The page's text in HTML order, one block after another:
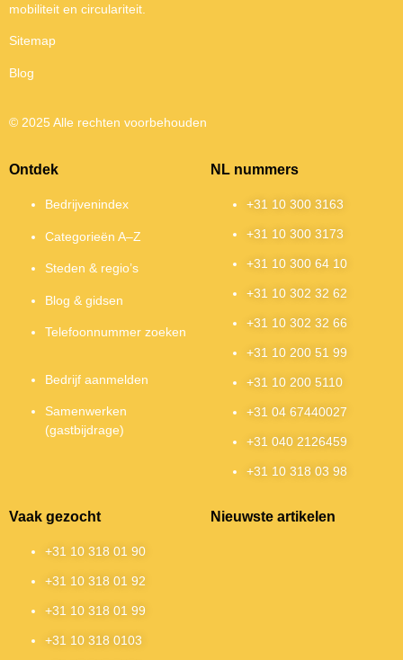
mobiliteit en circulariteit.
Sitemap
Blog
© 2025 Alle rechten voorbehouden
Ontdek
Bedrijvenindex
Categorieën A–Z
Steden & regio’s
Blog & gidsen
Telefoonnummer zoeken
Bedrijf aanmelden
Samenwerken
(gastbijdrage)
NL nummers
+31 10 300 3163
+31 10 300 3173
+31 10 300 64 10
+31 10 302 32 62
+31 10 302 32 66
+31 10 200 51 99
+31 10 200 5110
+31 04 67440027
+31 040 2126459
+31 10 318 03 98
Vaak gezocht
+31 10 318 01 90
+31 10 318 01 92
+31 10 318 01 99
+31 10 318 0103
Nieuwste artikelen